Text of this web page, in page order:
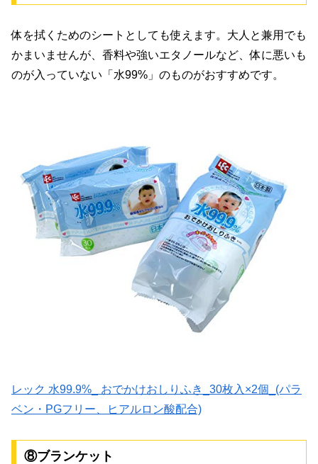
体を拭くためのシートとしても使えます。大人と兼用でも
かまいませんが、香料や強いエタノールなど、体に悪いも
のが入っていない「水99%」のものがおすすめです。
レック 水99.9%_ おでかけおしりふき_30枚入×2個_(パラ
ベン・PGフリー、ヒアルロン酸配合)
⑧ブランケット